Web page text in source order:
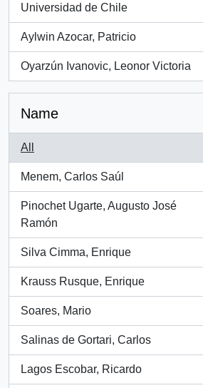
Universidad de Chile
, 1 results
Aylwin Azocar, Patricio
, 1 results
Oyarzún Ivanovic, Leonor Victoria
, 1 results
Name
All
Menem, Carlos Saúl
, 26 results
Pinochet Ugarte, Augusto José
Ramón
, 11 results
Silva Cimma, Enrique
, 10 results
Krauss Rusque, Enrique
, 9 results
Soares, Mario
, 8 results
Salinas de Gortari, Carlos
, 8 results
Lagos Escobar, Ricardo
, 8 results